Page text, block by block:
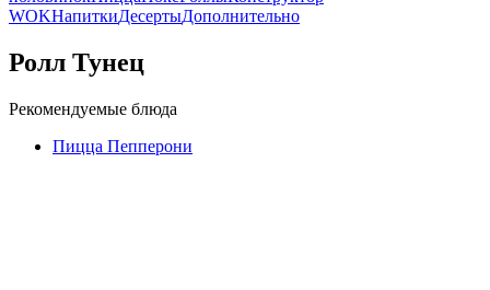
WOKНапиткиДесертыДополнительно
Ролл Тунец
Рекомендуемые блюда
Пицца Пепперони